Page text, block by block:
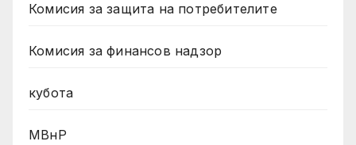
Комисия за защита на потребителите
Комисия за финансов надзор
кубота
МВнР